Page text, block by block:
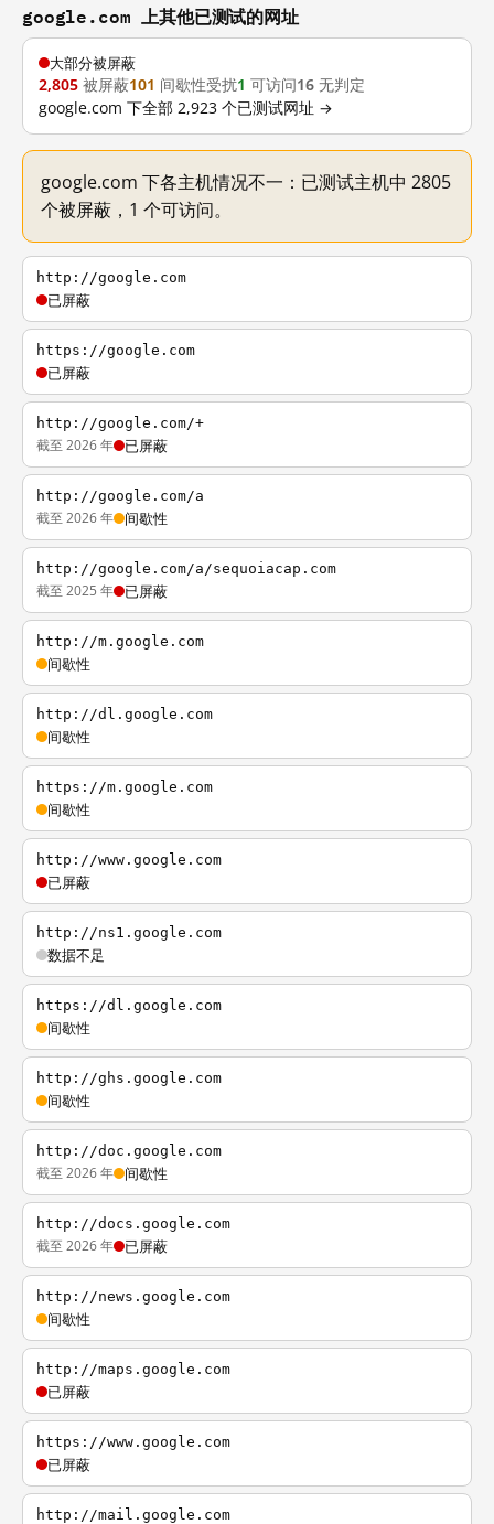
google.com 上其他已测试的网址
大部分被屏蔽
2,805 被屏蔽101 间歇性受扰1 可访问16 无判定
google.com 下全部 2,923 个已测试网址 →
google.com 下各主机情况不一：已测试主机中 2805
个被屏蔽，1 个可访问。
http://google.com
已屏蔽
https://google.com
已屏蔽
http://google.com/+
截至 2026 年 已屏蔽
http://google.com/a
截至 2026 年 间歇性
http://google.com/a/sequoiacap.com
截至 2025 年 已屏蔽
http://m.google.com
间歇性
http://dl.google.com
间歇性
https://m.google.com
间歇性
http://www.google.com
已屏蔽
http://ns1.google.com
数据不足
https://dl.google.com
间歇性
http://ghs.google.com
间歇性
http://doc.google.com
截至 2026 年 间歇性
http://docs.google.com
截至 2026 年 已屏蔽
http://news.google.com
间歇性
http://maps.google.com
已屏蔽
https://www.google.com
已屏蔽
http://mail.google.com